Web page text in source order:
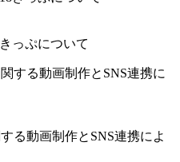
っぷについて
る動画制作とSNS連携によ